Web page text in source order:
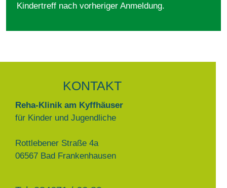
Kindertreff nach vorheriger Anmeldung.
KONTAKT
Reha-Klinik am Kyffhäuser
für Kinder und Jugendliche
Rottlebener Straße 4a
06567 Bad Frankenhausen